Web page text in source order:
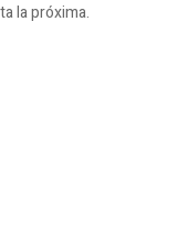
la próxima.